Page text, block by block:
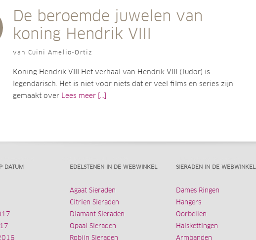
De beroemde juwelen van
koning Hendrik VIII
van Cuini Amelio-Ortiz
Koning Hendrik VIII Het verhaal van Hendrik VIII (Tudor) is
legendarisch. Het is niet voor niets dat er veel films en series zijn
gemaakt over
Lees meer [...]
DATUM EDELSTENEN IN DE WEBWINKEL
Agaat Sieraden
Citrien Sieraden
Diamant Sieraden
Opaal Sieraden
Robijn Sieraden
SIERADEN IN DE WEBWINKEL
Dames Ringen
Hangers
Oorbellen
Halskettingen
Armbanden